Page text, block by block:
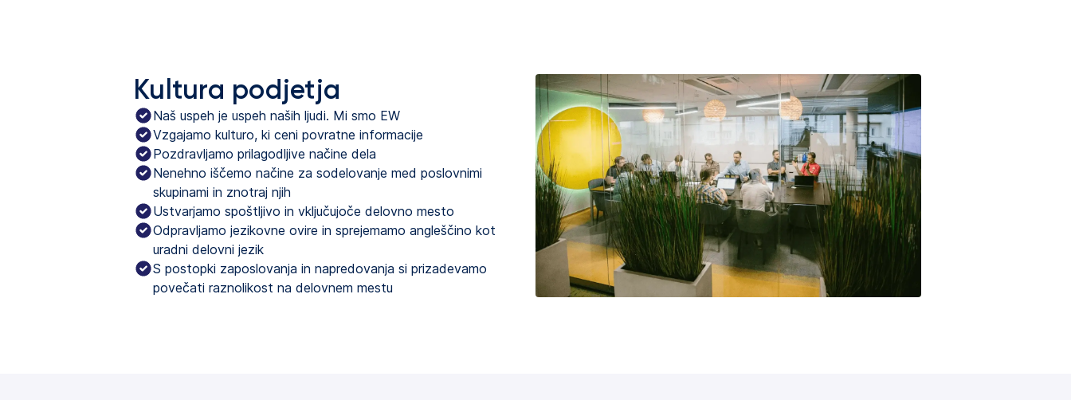
Kultura podjetja
Naš uspeh je uspeh naših ljudi. Mi smo EW
Vzgajamo kulturo, ki ceni povratne informacije
Pozdravljamo prilagodljive načine dela
Nenehno iščemo načine za sodelovanje med poslovnimi
skupinami in znotraj njih
Ustvarjamo spoštljivo in vključujoče delovno mesto
Odpravljamo jezikovne ovire in sprejemamo angleščino kot
uradni delovni jezik
S postopki zaposlovanja in napredovanja si prizadevamo
povečati raznolikost na delovnem mestu